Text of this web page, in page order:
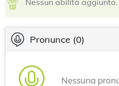
Nessun abilità aggiunto.
Pronunce (0)
Nessuna